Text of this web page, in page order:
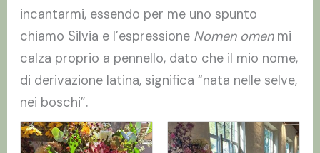
incantarmi, essendo per me uno spunto
chiamo Silvia e l’espressione Nomen omenmi
calza proprio a pennello, dato che il mio nome,
di derivazione latina, significa “nata nelle selve,
nei boschi”.